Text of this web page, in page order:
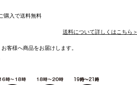
入で送料無料
送料について詳しくはこちら＞
客様へ商品をお届けします。